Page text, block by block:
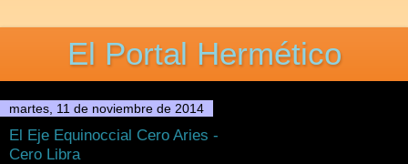
El Portal Hermético
martes, 11 de noviembre de 2014
El Eje Equinoccial Cero Aries -
Cero Libra